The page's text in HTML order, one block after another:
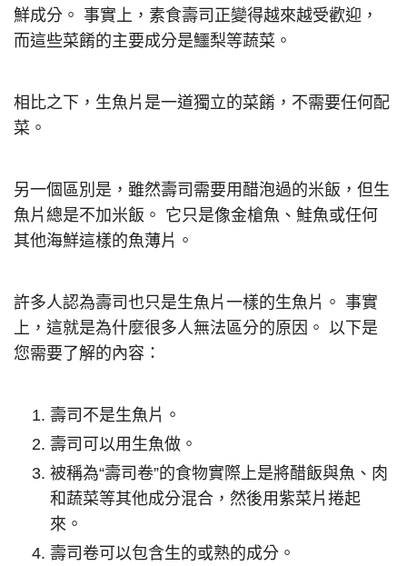
鮮成分。 事實上，素食壽司正變得越來越受歡迎，
而這些菜餚的主要成分是鱷梨等蔬菜。
相比之下，生魚片是一道獨立的菜餚，不需要任何配
菜。
另一個區別是，雖然壽司需要用醋泡過的米飯，但生
魚片總是不加米飯。 它只是像金槍魚、鮭魚或任何
其他海鮮這樣的魚薄片。
許多人認為壽司也只是生魚片一樣的生魚片。 事實
上，這就是為什麼很多人無法區分的原因。 以下是
您需要了解的內容：
壽司不是生魚片。
壽司可以用生魚做。
被稱為“壽司卷”的食物實際上是將醋飯與魚、肉
和蔬菜等其他成分混合，然後用紫菜片捲起
來。
壽司卷可以包含生的或熟的成分。